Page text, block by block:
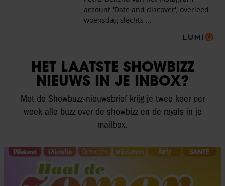
HET LAATSTE SHOWBIZZ
NIEUWS IN JE INBOX?
Met de Showbuzz-nieuwsbrief krijg je twee keer per
week alle buzz over de showbizz en de royals in je
mailbox.